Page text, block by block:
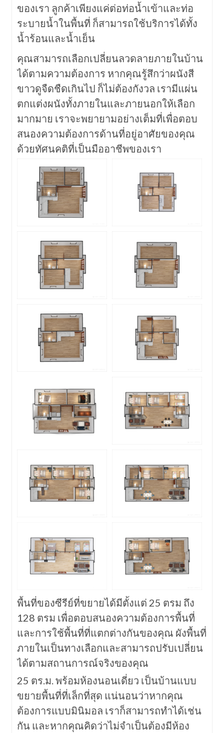
ของเรา ลูกค้าเพียงแค่ต่อท่อน้ำเข้าและท่อ
ระบายน้ำในพื้นที่ ก็สามารถใช้บริการได้ทั้ง
น้ำร้อนและน้ำเย็น
คุณสามารถเลือกเปลี่ยนลวดลายภายในบ้าน
ได้ตามความต้องการ หากคุณรู้สึกว่าผนังสี
ขาวดูจืดชืดเกินไป ก็ไม่ต้องกังวล เรามีแผ่น
ตกแต่งผนังทั้งภายในและภายนอกให้เลือก
มากมาย เราจะพยายามอย่างเต็มที่เพื่อตอบ
สนองความต้องการด้านที่อยู่อาศัยของคุณ
ด้วยทัศนคติที่เป็นมืออาชีพของเรา
พื้นที่ของซีรีย์ที่ขยายได้มีตั้งแต่ 25 ตรม ถึง
128 ตรม เพื่อตอบสนองความต้องการพื้นที่
และการใช้พื้นที่ที่แตกต่างกันของคุณ ผังพื้นที่
ภายในเป็นทางเลือกและสามารถปรับเปลี่ยน
ได้ตามสถานการณ์จริงของคุณ
25 ตร.ม. พร้อมห้องนอนเดี่ยว เป็นบ้านแบบ
ขยายพื้นที่ที่เล็กที่สุด แน่นอนว่าหากคุณ
ต้องการแบบมินิมอล เราก็สามารถทำได้เช่น
กัน และหากคุณคิดว่าไม่จำเป็นต้องมีห้อง